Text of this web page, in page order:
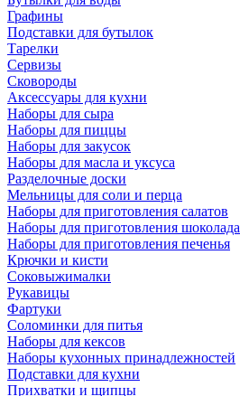
Графины
Подставки для бутылок
Тарелки
Сервизы
Сковороды
Аксессуары для кухни
Наборы для сыра
Наборы для пиццы
Наборы для закусок
Наборы для масла и уксуса
Разделочные доски
Мельницы для соли и перца
Наборы для приготовления салатов
Наборы для приготовления шоколада
Наборы для приготовления печенья
Крючки и кисти
Соковыжималки
Рукавицы
Фартуки
Соломинки для питья
Наборы для кексов
Наборы кухонных принадлежностей
Подставки для кухни
Прихватки и щипцы